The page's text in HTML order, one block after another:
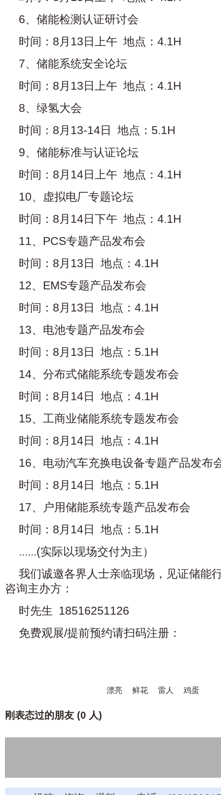
6、储能检测认证研讨会
时间：8月13日上午 地点：4.1H
7、储能系统安全论坛
时间：8月13日上午 地点：4.1H
8、绿氢大会
时间：8月13-14日 地点：5.1H
9、储能标准与认证论坛
时间：8月14日上午 地点：4.1H
10、虚拟电厂专题论坛
时间：8月14日下午 地点：4.1H
11、PCS专题产品发布会
时间：8月13日 地点：4.1H
12、EMS专题产品发布会
时间：8月13日 地点：4.1H
13、电池专题产品发布会
时间：8月13日 地点：5.1H
14、分布式储能系统专题发布会
时间：8月14日 地点：4.1H
15、工商业储能系统专题发布会
时间：8月14日 地点：4.1H
16、电动汽车充换电设备专题产品发布
时间：8月14日 地点：5.1H
17、户用储能系统专题产品发布会
时间：8月14日 地点：5.1H
......(实际以现场交付为主）
我们诚邀各界人士亲临现场，见证储能
咨询主办方：
时先生 18516251126
免费观展/提前预约请扫码注册：
漂亮 鲜花 雷人 鸡蛋
刚表态过的朋友 (0 人)